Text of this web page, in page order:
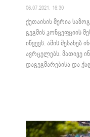
06.07.2021. 16:30
ქუთაისის მერია
გეგმის კონცეფციის
იწვევს. ამის შესახებ
ავრცელებს. მათივე
დაგეგმარებისა და